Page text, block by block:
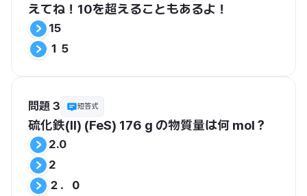
えてね！10を超えることもあるよ！
15
１５
問題 3 短答式
硫化鉄(II) (FeS) 176 g の物質量は何 mol？
2.0
2
２．０